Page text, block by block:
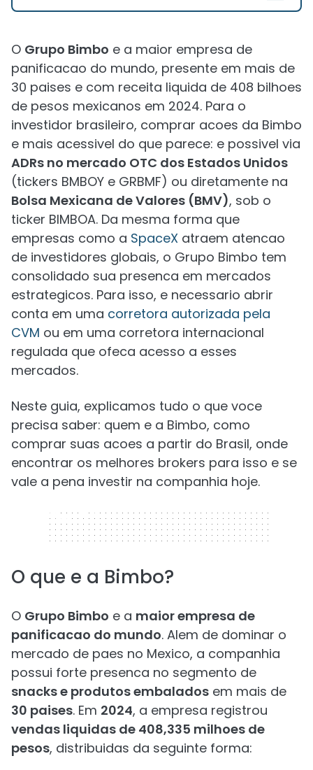
O Grupo Bimbo e a maior empresa de
panificacao do mundo, presente em mais de
30 paises e com receita liquida de 408 bilhoes
de pesos mexicanos em 2024. Para o
investidor brasileiro, comprar acoes da Bimbo
e mais acessivel do que parece: e possivel via
ADRs no mercado OTC dos Estados Unidos
(tickers BMBOY e GRBMF) ou diretamente na
Bolsa Mexicana de Valores (BMV), sob o
ticker BIMBOA. Da mesma forma que
empresas como a SpaceX atraem atencao
de investidores globais, o Grupo Bimbo tem
consolidado sua presenca em mercados
estrategicos. Para isso, e necessario abrir
conta em uma corretora autorizada pela
CVM ou em uma corretora internacional
regulada que ofeca acesso a esses
mercados.
Neste guia, explicamos tudo o que voce
precisa saber: quem e a Bimbo, como
comprar suas acoes a partir do Brasil, onde
encontrar os melhores brokers para isso e se
vale a pena investir na companhia hoje.
320 x 50
O que e a Bimbo?
O Grupo Bimbo e a maior empresa de
panificacao do mundo. Alem de dominar o
mercado de paes no Mexico, a companhia
possui forte presenca no segmento de
snacks e produtos embalados em mais de
30 paises. Em 2024, a empresa registrou
vendas liquidas de 408,335 milhoes de
pesos, distribuidas da seguinte forma: